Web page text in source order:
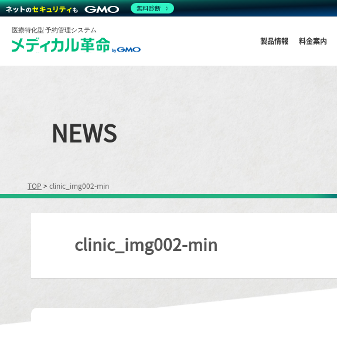
医療特化型 予約管理システム
製品情報 料金案内
NEWS
TOP > clinic_img002-min
clinic_img002-min
無料診断